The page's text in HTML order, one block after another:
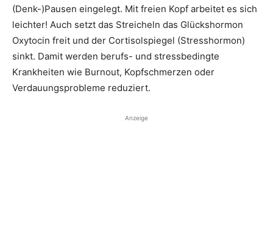
(Denk-)Pausen eingelegt. Mit freien Kopf arbeitet es sich
leichter! Auch setzt das Streicheln das Glückshormon
Oxytocin freit und der Cortisolspiegel (Stresshormon)
sinkt. Damit werden berufs- und stressbedingte
Krankheiten wie Burnout, Kopfschmerzen oder
Verdauungsprobleme reduziert.
Anzeige